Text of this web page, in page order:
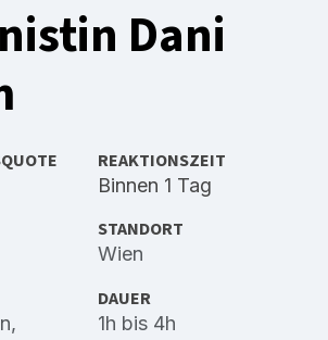
Dani
REAKTIONSZEIT
Binnen 1 Tag
STANDORT
Wien
,
DAUER
1h bis 4h